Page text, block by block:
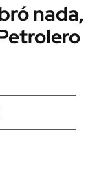
nada,